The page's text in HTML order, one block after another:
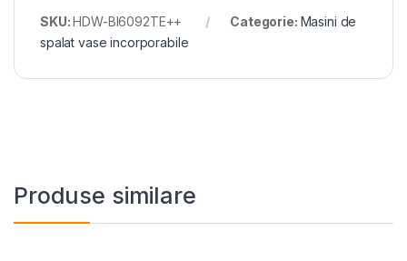
SKU: HDW-BI6092TE++ Categorie: Masini de
spalat vase incorporabile
Produse similare